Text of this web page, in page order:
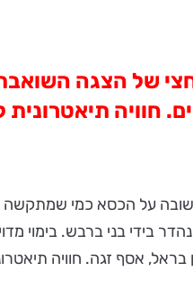
של הצגה
תיאטרונית
בידי בני ברבש. בימוי
בראל, אסף זגה. חוויה